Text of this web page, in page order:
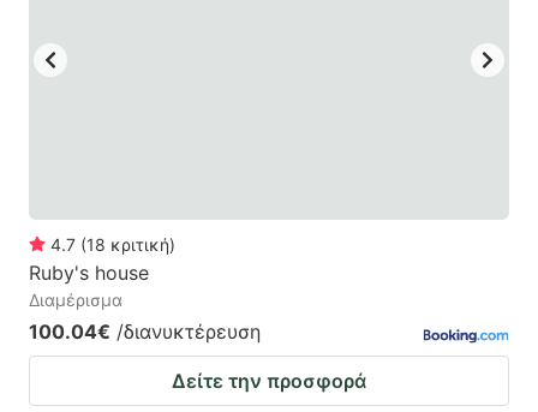
4.7 (18 κριτική)
Ruby's house
Διαμέρισμα
100.04€ /διανυκτέρευση
Δείτε την προσφορά